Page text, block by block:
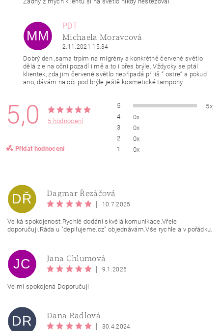
MM
PDT
Michaela Moravcová
2.11.2021 15:34
Dobrý den ,sama trpím na migrény a konkrétně červené světlo
dělá zle na očni pozadí i mě a to i přes brýle. Vždycky se ptál
klientek, zda jim červené světlo nepřipadá přiliš “ ostre” a pokud
ano, dávám na oči pod brýle ještě kosmetické tampony.
5,0 5 hodnocení
Přidat hodnocení
5
5x
4
0x
3
0x
2
0x
1
0x
osobních údajů
DŘ Dagmar Řezáčová
10.7.2025
Velká spokojenost.Rychlé dodání skvělá komunikace.Vřele
doporučuji.Ráda u "depilujeme.cz" objednávám.Vše rychle a v pořádku.
JC Jana Chlumová
9.1.2025
Velmi spokojená Doporučuji
DR Dana Radlová
30.4.2024